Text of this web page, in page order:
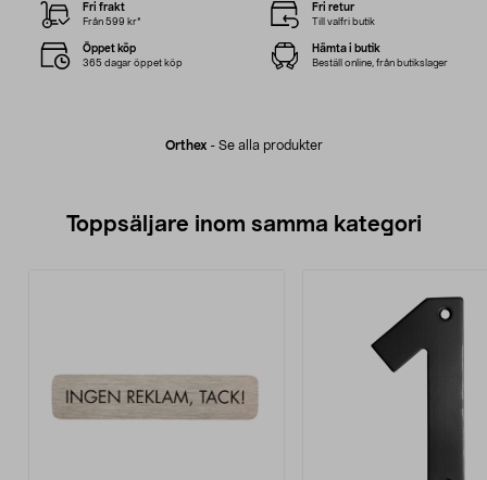
Orthex- Se alla produkter
Fri frakt
Från 599 kr*
Fri retur
Till valfri butik
Öppet köp
365 dagar öppet köp
Hämta i butik
Beställ online, från butikslager
Toppsäljare inom samma kategori